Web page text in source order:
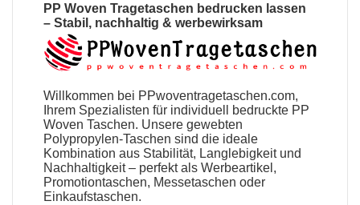
PP Woven Tragetaschen bedrucken lassen
– Stabil, nachhaltig & werbewirksam
Willkommen bei PPwoventragetaschen.com,
Ihrem Spezialisten für individuell bedruckte PP
Woven Taschen. Unsere gewebten
Polypropylen-Taschen sind die ideale
Kombination aus Stabilität, Langlebigkeit und
Nachhaltigkeit – perfekt als Werbeartikel,
Promotiontaschen, Messetaschen oder
Einkaufstaschen.